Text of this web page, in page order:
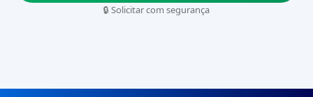
🔒 Solicitar com segurança